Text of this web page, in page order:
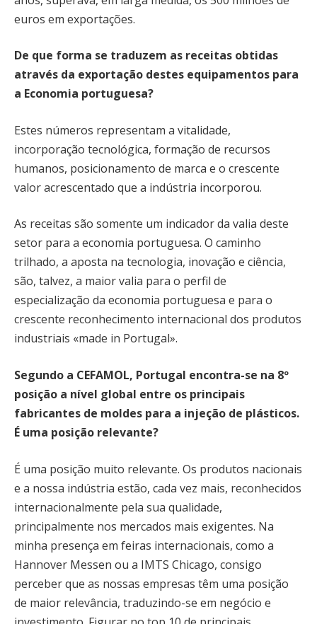
euros em exportações.
De que forma se traduzem as receitas obtidas
através da exportação destes equipamentos para
a Economia portuguesa?
Estes números representam a vitalidade,
incorporação tecnológica, formação de recursos
humanos, posicionamento de marca e o crescente
valor acrescentado que a indústria incorporou.
As receitas são somente um indicador da valia deste
setor para a economia portuguesa. O caminho
trilhado, a aposta na tecnologia, inovação e ciência,
são, talvez, a maior valia para o perfil de
especialização da economia portuguesa e para o
crescente reconhecimento internacional dos produtos
industriais «made in Portugal».
Segundo a CEFAMOL, Portugal encontra-se na 8º
posição a nível global entre os principais
fabricantes de moldes para a injeção de plásticos.
É uma posição relevante?
É uma posição muito relevante. Os produtos nacionais
e a nossa indústria estão, cada vez mais, reconhecidos
internacionalmente pela sua qualidade,
principalmente nos mercados mais exigentes. Na
minha presença em feiras internacionais, como a
Hannover Messen ou a IMTS Chicago, consigo
perceber que as nossas empresas têm uma posição
de maior relevância, traduzindo-se em negócio e